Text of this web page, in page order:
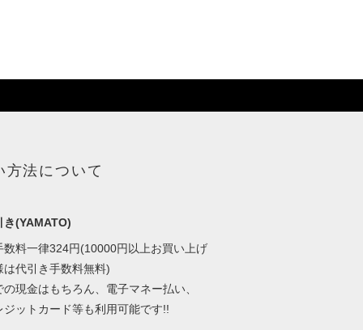
方法について
き(YAMATO)
数料一律324円(10000円以上お買い上げ
は代引き手数料無料)
の現金はもちろん、電子マネー払い、
ジットカード等も利用可能です!!